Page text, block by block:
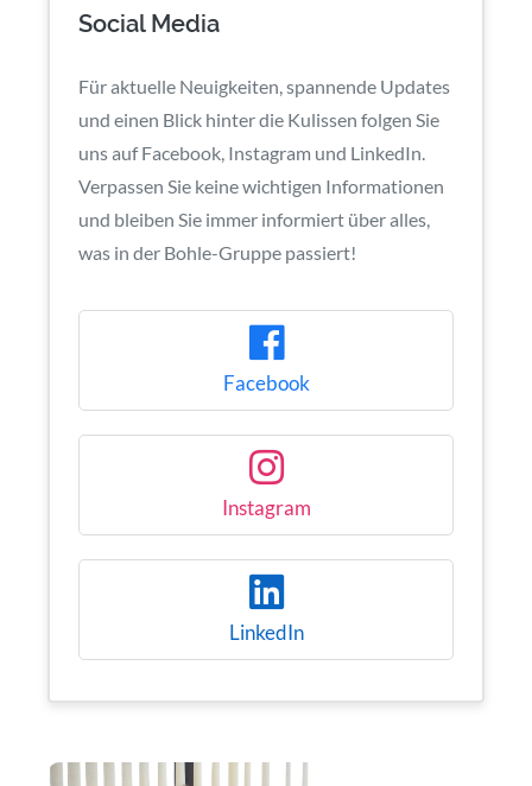
Social Media
Für aktuelle Neuigkeiten, spannende Updates
und einen Blick hinter die Kulissen folgen Sie
uns auf Facebook, Instagram und LinkedIn.
Verpassen Sie keine wichtigen Informationen
und bleiben Sie immer informiert über alles,
was in der Bohle-Gruppe passiert!
Facebook
Instagram
LinkedIn